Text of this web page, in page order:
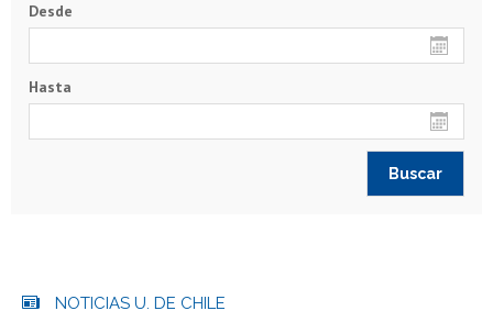
Desde
Hasta
NOTICIAS U. DE CHILE